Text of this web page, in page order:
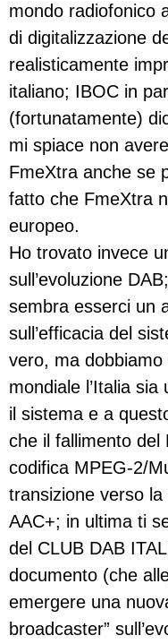
mondo radiofonico
di digitalizzazione
realisticamente
italiano; IBOC in
(fortunatamente)
mi spiace non
FmeXtra anche se
fatto che FmeXtra
europeo.
Ho trovato invece
sull’evoluzione
sembra esserci un
sull’efficacia del
vero, ma
mondiale l’Italia
il sistema e a
che il fallimento del
codifica MPEG-2/
transizione verso
AAC+; in ultima ti
del CLUB DAB
documento (che
emergere una
broadcaster”